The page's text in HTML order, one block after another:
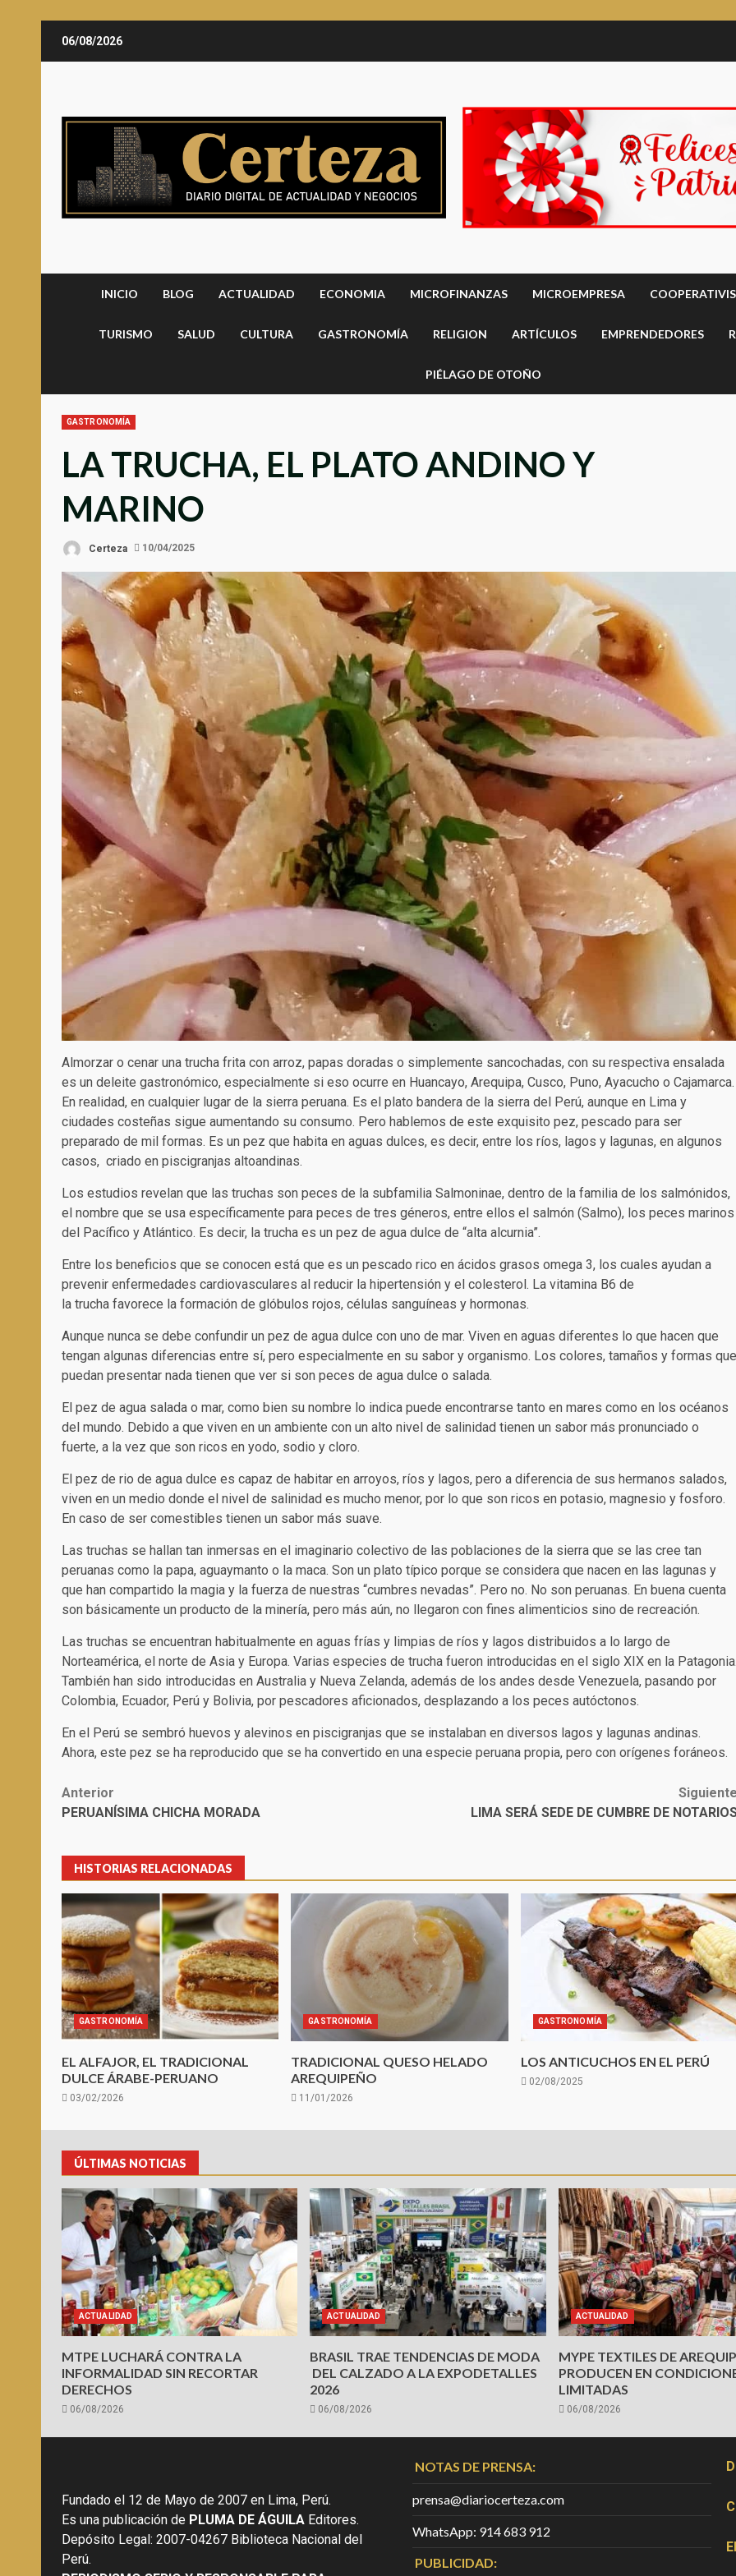
06/08/2026
INICIO BLOG ACTUALIDAD ECONOMIA MICROFINANZAS MICROEMPRESA
TURISMO SALUD CULTURA GASTRONOMÍA RELIGION ARTÍCULOS EMPRENDEDORES
PIÉLAGO DE OTOÑO
GASTRONOMÍA
LA TRUCHA, EL PLATO ANDINO Y
MARINO
Certeza 10/04/2025
Almorzar o cenar una trucha frita con arroz, papas doradas o simplemente sancochadas, con su respectiva ensalada
es un deleite gastronómico, especialmente si eso ocurre en Huancayo, Arequipa, Cusco, Puno, Ayacucho o Cajamarca.
En realidad, en cualquier lugar de la sierra peruana. Es el plato bandera de la sierra del Perú, aunque en Lima y
ciudades costeñas sigue aumentando su consumo. Pero hablemos de este exquisito pez, pescado para ser
preparado de mil formas. Es un pez que habita en aguas dulces, es decir, entre los ríos, lagos y lagunas, en algunos
casos, criado en piscigranjas altoandinas.
Los estudios revelan que las truchas son peces de la subfamilia Salmoninae, dentro de la familia de los salmónidos,
el nombre que se usa específicamente para peces de tres géneros, entre ellos el salmón (Salmo), los peces marinos
del Pacífico y Atlántico. Es decir, la trucha es un pez de agua dulce de “alta alcurnia”.
Entre los beneficios que se conocen está que es un pescado rico en ácidos grasos omega 3, los cuales ayudan a
prevenir enfermedades cardiovasculares al reducir la hipertensión y el colesterol. La vitamina B6 de
la trucha favorece la formación de glóbulos rojos, células sanguíneas y hormonas.
Aunque nunca se debe confundir un pez de agua dulce con uno de mar. Viven en aguas diferentes lo que hacen que
tengan algunas diferencias entre sí, pero especialmente en su sabor y organismo. Los colores, tamaños y formas que
puedan presentar nada tienen que ver si son peces de agua dulce o salada.
El pez de agua salada o mar, como bien su nombre lo indica puede encontrarse tanto en mares como en los océanos
del mundo. Debido a que viven en un ambiente con un alto nivel de salinidad tienen un sabor más pronunciado o
fuerte, a la vez que son ricos en yodo, sodio y cloro.
El pez de rio de agua dulce es capaz de habitar en arroyos, ríos y lagos, pero a diferencia de sus hermanos salados,
viven en un medio donde el nivel de salinidad es mucho menor, por lo que son ricos en potasio, magnesio y fosforo.
En caso de ser comestibles tienen un sabor más suave.
Las truchas se hallan tan inmersas en el imaginario colectivo de las poblaciones de la sierra que se las cree tan
peruanas como la papa, aguaymanto o la maca. Son un plato típico porque se considera que nacen en las lagunas y
que han compartido la magia y la fuerza de nuestras “cumbres nevadas”. Pero no. No son peruanas. En buena cuenta
son básicamente un producto de la minería, pero más aún, no llegaron con fines alimenticios sino de recreación.
Las truchas se encuentran habitualmente en aguas frías y limpias de ríos y lagos distribuidos a lo largo de
Norteamérica, el norte de Asia y Europa. Varias especies de trucha fueron introducidas en el siglo XIX en la
También han sido introducidas en Australia y Nueva Zelanda, además de los andes desde Venezuela, pasando por
Colombia, Ecuador, Perú y Bolivia, por pescadores aficionados, desplazando a los peces autóctonos.
En el Perú se sembró huevos y alevinos en piscigranjas que se instalaban en diversos lagos y lagunas andinas.
Ahora, este pez se ha reproducido que se ha convertido en una especie peruana propia, pero con orígenes foráneos.
Post
Anterior
PERUANÍSIMA CHICHA MORADA
LIMA SERÁ SEDE DE CUMBRE DE
HISTORIAS RELACIONADAS
GASTRONOMÍA
EL ALFAJOR, EL TRADICIONAL
DULCE ÁRABE-PERUANO
03/02/2026
GASTRONOMÍA
TRADICIONAL QUESO HELADO
AREQUIPEÑO
11/01/2026
GASTRONOMÍA
LOS ANTICUCHOS EN EL PERÚ
02/08/2025
ÚLTIMAS NOTICIAS
ACTUALIDAD
MTPE LUCHARÁ CONTRA LA
INFORMALIDAD SIN RECORTAR
DERECHOS
06/08/2026
ACTUALIDAD
BRASIL TRAE TENDENCIAS DE MODA
DEL CALZADO A LA EXPODETALLES
2026
06/08/2026
ACTUALIDAD
MYPE TEXTILES DE
PRODUCEN EN
LIMITADAS
06/08/2026
Fundado el 12 de Mayo de 2007 en Lima, Perú.
Es una publicación de PLUMA DE ÁGUILA Editores.
Depósito Legal: 2007-04267 Biblioteca Nacional del
Perú.
NOTAS DE PRENSA:
prensa@diariocerteza.com
WhatsApp: 914 683 912
PUBLICIDAD: